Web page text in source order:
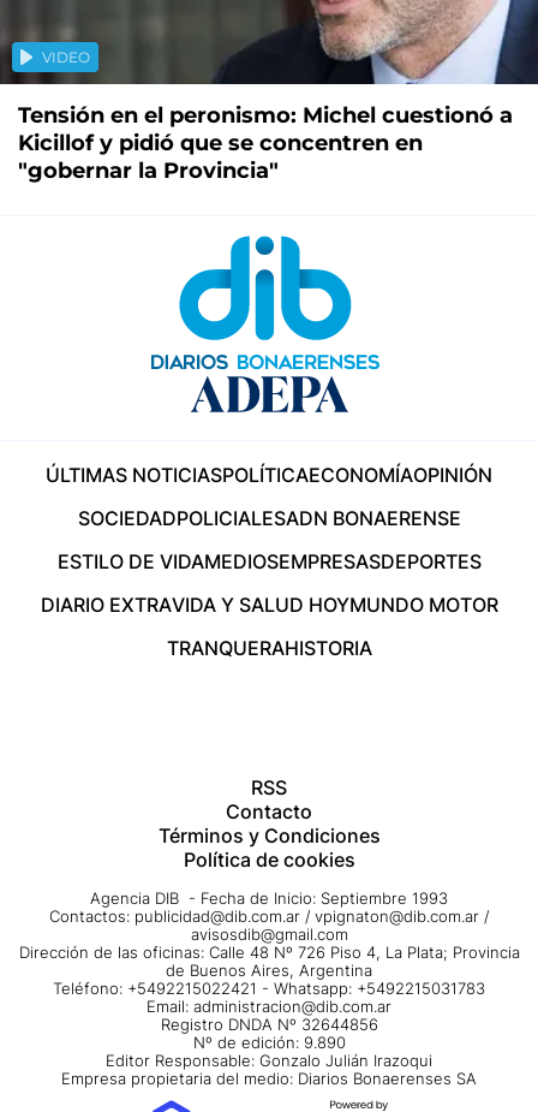
VIDEO
Tensión en el peronismo: Michel cuestionó a
Kicillof y pidió que se concentren en
"gobernar la Provincia"
ÚLTIMAS NOTICIASPOLÍTICAECONOMÍAOPINIÓN
SOCIEDADPOLICIALESADN BONAERENSE
ESTILO DE VIDAMEDIOSEMPRESASDEPORTES
DIARIO EXTRAVIDA Y SALUD HOYMUNDO MOTOR
TRANQUERAHISTORIA
RSS
Contacto
Términos y Condiciones
Política de cookies
Agencia DIB - Fecha de Inicio: Septiembre 1993
Contactos: publicidad@dib.com.ar / vpignaton@dib.com.ar /
avisosdib@gmail.com
Dirección de las oficinas: Calle 48 Nº 726 Piso 4, La Plata; Provincia
de Buenos Aires, Argentina
Teléfono: +5492215022421 - Whatsapp: +5492215031783
Email: administracion@dib.com.ar
Registro DNDA Nº 32644856
Nº de edición: 9.890
Editor Responsable: Gonzalo Julián Irazoqui
Empresa propietaria del medio: Diarios Bonaerenses SA